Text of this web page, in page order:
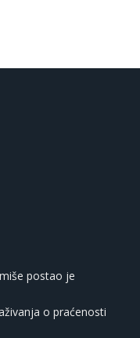
postao je
o praćenosti